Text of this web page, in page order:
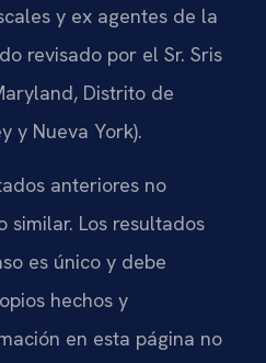
y ex agentes de la
revisado por el Sr. Sris
Distrito de
y Nueva York).
anteriores no
similar. Los resultados
es único y debe
hechos y
en esta página no